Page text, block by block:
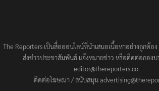
The Reporters เป็นสื่อออนไลน์ที่นำเสนอเนื้อหาอย่างถูกต้อง
ส่งข่าวประชาสัมพันธ์ แจ้งหมายข่าว หรือติดต่อกองบ
editor@thereporters.co
ติดต่อโฆษณา / สนับสนุน